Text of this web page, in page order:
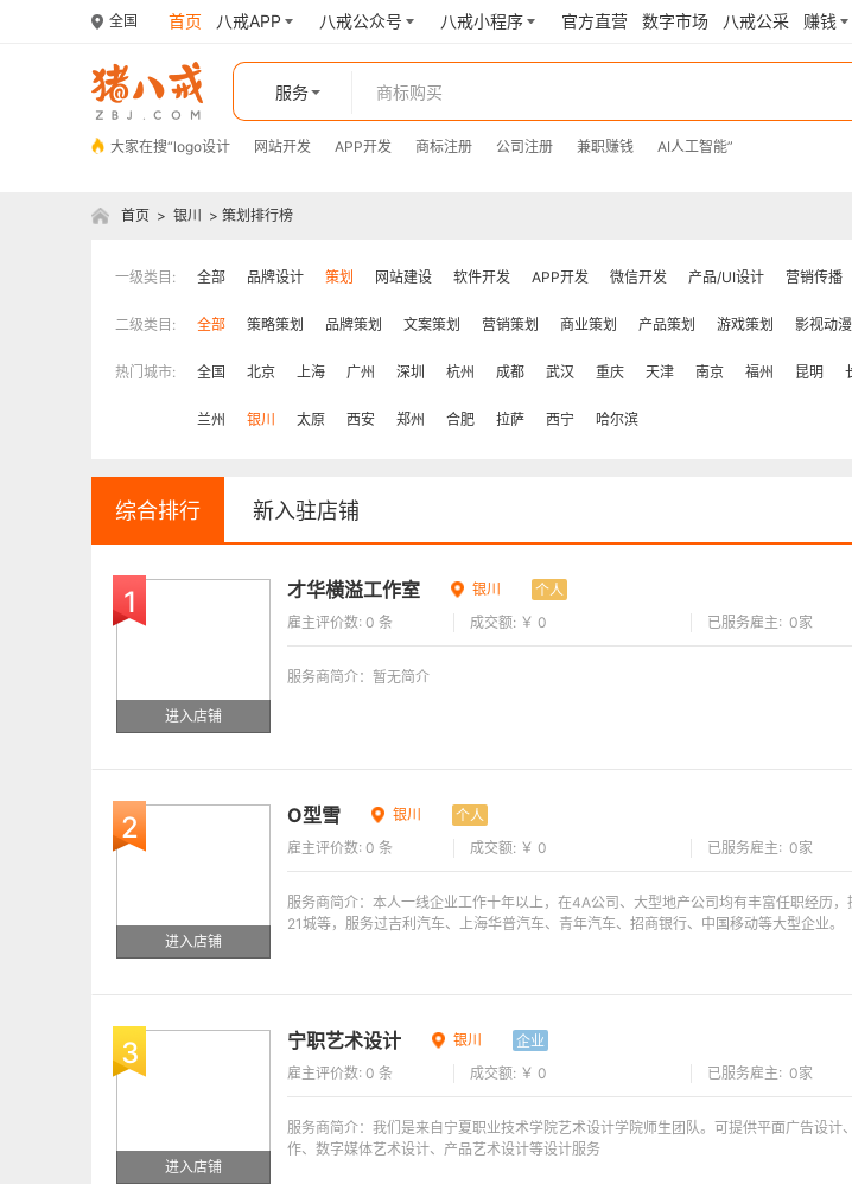
全国 首页 八戒APP 八戒公众号 八戒小程序 官方直营 数字市场 八戒公采 赚钱
服务
大家在搜“logo设计 网站开发 APP开发 商标注册 公司注册 兼职赚钱 AI人工智能”
首页 > 银川 > 策划排行榜
一级类目: 全部 品牌设计 策划 网站建设 软件开发 APP开发 微信开发 产品/UI设计 营销传播
二级类目: 全部 策略策划 品牌策划 文案策划 营销策划 商业策划 产品策划 游戏策划 影视动
热门城市: 全国 北京 上海 广州 深圳 杭州 成都 武汉 重庆 天津 南京 福州 昆明
兰州 银川 太原 西安 郑州 合肥 拉萨 西宁 哈尔滨
综合排行 新入驻店铺
1
进入店铺
才华横溢工作室 银川 个人
雇主评价数: 0 条 成交额: ￥ 0 已服务雇主: 0家
服务商简介：暂无简介
2
进入店铺
O型雪 银川 个人
雇主评价数: 0 条 成交额: ￥ 0 已服务雇主: 0家
服务商简介：本人一线企业工作十年以上，在4A公司、大型地产公司均有丰富任职经历
21城等，服务过吉利汽车、上海华普汽车、青年汽车、招商银行、中国移动等大型企业。
3
进入店铺
宁职艺术设计 银川 企业
雇主评价数: 0 条 成交额: ￥ 0 已服务雇主: 0家
服务商简介：我们是来自宁夏职业技术学院艺术设计学院师生团队。可提供平面广告设计
作、数字媒体艺术设计、产品艺术设计等设计服务